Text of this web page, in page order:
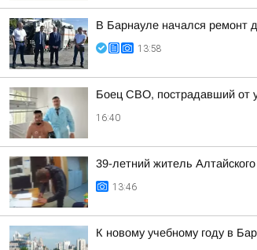
В Барнауле начался ремонт
13:58
Боец СВО, пострадавший от
16:40
39-летний житель
13:46
К новому учебному году в